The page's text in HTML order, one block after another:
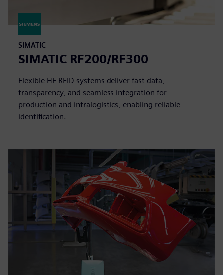
SIMATIC
SIMATIC RF200/RF300
Flexible HF RFID systems deliver fast data,
transparency, and seamless integration for
production and intralogistics, enabling reliable
identification.